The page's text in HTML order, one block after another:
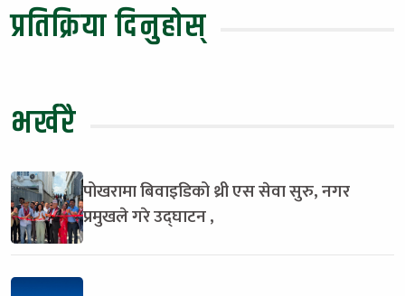
प्रतिक्रिया दिनुहोस्
भर्खरै
पोखरामा बिवाइडिको थ्री एस सेवा सुरु, नगर
प्रमुखले गरे उद्घाटन ,